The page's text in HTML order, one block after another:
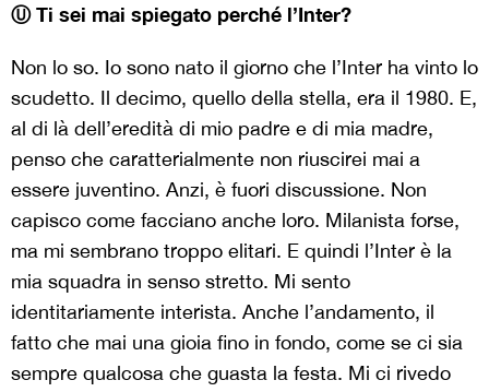
Ⓤ Ti sei mai spiegato perché l’Inter?
Non lo so. Io sono nato il giorno che l’Inter ha vinto lo
scudetto. Il decimo, quello della stella, era il 1980. E,
al di là dell’eredità di mio padre e di mia madre,
penso che caratterialmente non riuscirei mai a
essere juventino. Anzi, è fuori discussione. Non
capisco come facciano anche loro. Milanista forse,
ma mi sembrano troppo elitari. E quindi l’Inter è la
mia squadra in senso stretto. Mi sento
identitariamente interista. Anche l’andamento, il
fatto che mai una gioia fino in fondo, come se ci sia
sempre qualcosa che guasta la festa. Mi ci rivedo